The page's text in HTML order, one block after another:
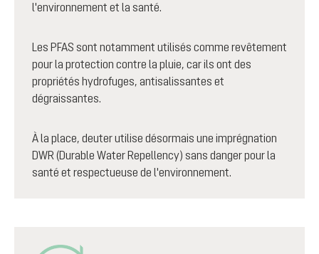
l'environnement et la santé.
Les PFAS sont notamment utilisés comme revêtement
pour la protection contre la pluie, car ils ont des
propriétés hydrofuges, antisalissantes et
dégraissantes.
À la place, deuter utilise désormais une imprégnation
DWR (Durable Water Repellency) sans danger pour la
santé et respectueuse de l'environnement.